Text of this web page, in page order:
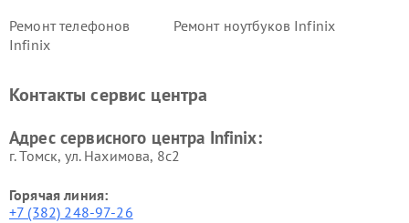
Ремонт телефонов
Infinix
Ремонт ноутбуков Infinix
Контакты сервис центра
Адрес сервисного центра Infinix:
г. Томск, ул. Нахимова, 8с2
Горячая линия:
+7 (382) 248-97-26